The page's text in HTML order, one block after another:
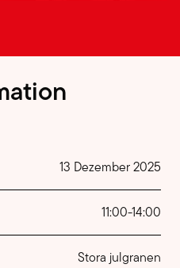
13 Dezember 2025
11:00-14:00
Stora julgranen